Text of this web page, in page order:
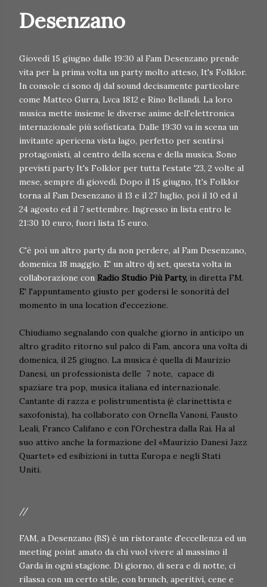
Desenzano
Giovedì 15 giugno dalle 19:30 al Fam Desenzano prende
vita per la prima volta un party molto atteso, It's Folklor.
In console ci sono dj dal sound decisamente particolare
come Matteo Gurra, Lvca 1812 e Rino Bellandi. La loro
musica mette insieme le diverse anime dell'elettronica
internazionale più sofisticata. Dalle 19:30 va in scena un
invitante apericena vista lago, perfetto per sentirsi
protagonisti, al centro della scena e della musica. Sono
previsti party It's Folklor per tutta l'estate '23, 2 volte al
mese, sempre di giovedì. Dopo il 15 giugno, It's Folklor
torna al Fam Desenzano il 13 e il 27 luglio, poi il 10 ed il
24 agosto ed il 7 settembre. Ingresso in lista entro le
21:30 10 euro, fuori lista 15 euro.
C'è poi un altro party da non perdere, al Fam Desenzano,
domenica 18 maggio. E' un altro dj set, questa volta in
collaborazione con Radio Studio Più Party, in diretta FM.
E' l'appuntamento giusto per godersi le sonorità del
momento in una location d'eccezione.
Chiudiamo segnalando con qualche giorno in anticipo un
altro gradito ritorno sul palco di Fam, ancora una volta di
domenica, il 25 giugno. La musica è quella di Maurizio
Danesi, un professionista delle 7 note, capace di
spaziare tra pop, musica italiana ed internazionale.
Cantante di razza e polistrumentista (è clarinettista e
saxofonista), ha collaborato con Ornella Vanoni, Fausto
Leali, Franco Califano e con l'Orchestra dalla Rai. Ha al
suo attivo anche la formazione del «Maurizio Danesi Jazz
Quartet» ed esibizioni in tutta Europa e negli Stati
Uniti.
//
FAM, a Desenzano (BS) è un ristorante d'eccellenza ed un
meeting point amato da chi vuol vivere al massimo il
Garda in ogni stagione. Di giorno, di sera e di notte, ci
rilassa con un certo stile, con brunch, aperitivi, cene e